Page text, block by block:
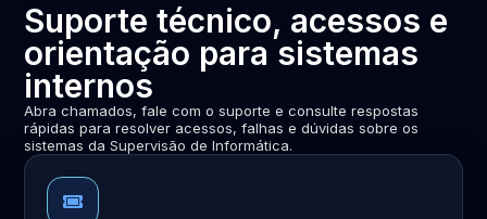
Suporte técnico, acessos e
orientação para sistemas
internos
Abra chamados, fale com o suporte e consulte respostas
rápidas para resolver acessos, falhas e dúvidas sobre os
sistemas da Supervisão de Informática.